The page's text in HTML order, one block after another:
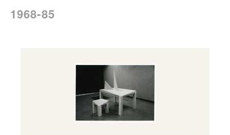
1968-85